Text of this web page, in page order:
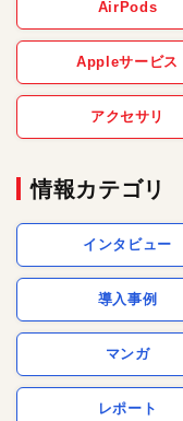
AirPods
Appleサービス
アクセサリ
情報カテゴリ
インタビュー
導入事例
マンガ
レポート